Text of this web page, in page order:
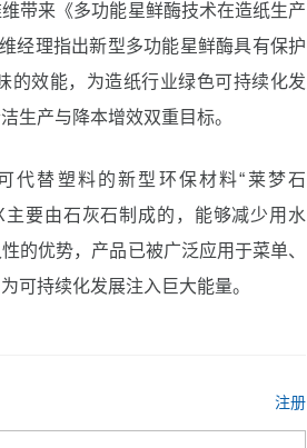
带来《多功能星鲜酶技术在造纸生产
经理指出新型多功能星鲜酶具有保护
的效能，为造纸行业绿色可持续化发
生产与降本增效双重目标。
代替塑料的新型环保材料“莱梦石
主要由石灰石制成的，能够减少用水
的优势，产品已被广泛应用于菜单、
可持续化发展注入巨大能量。
注册